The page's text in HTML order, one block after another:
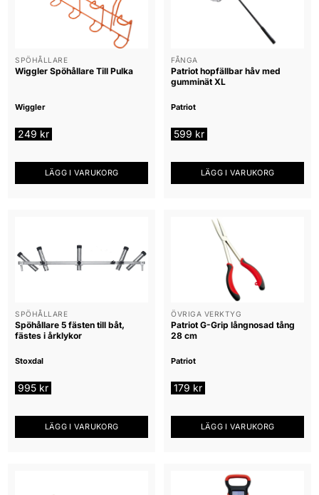
SPÖHÅLLARE
Wiggler Spöhållare Till Pulka
Wiggler
249 kr
LÄGG I VARUKORG
FÅNGA
Patriot hopfällbar håv med
gumminät XL
Patriot
599 kr
LÄGG I VARUKORG
SPÖHÅLLARE
Spöhållare 5 fästen till båt,
fästes i årklykor
Stoxdal
995 kr
LÄGG I VARUKORG
ÖVRIGA VERKTYG
Patriot G-Grip långnosad tång
28 cm
Patriot
179 kr
LÄGG I VARUKORG